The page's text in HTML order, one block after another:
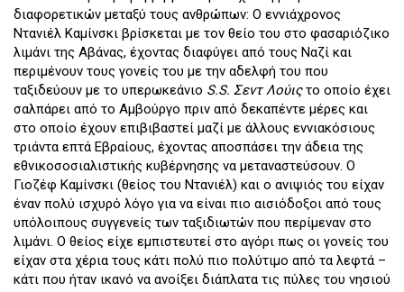
διαφορετικών μεταξύ τους ανθρώπων: Ο εννιάχρονος
Ντανιέλ Καμίνσκι βρίσκεται με τον θείο του στο φασαριόζικο
λιμάνι της Αβάνας, έχοντας διαφύγει από τους Ναζί και
περιμένουν τους γονείς του με την αδελφή του που
ταξιδεύουν με το υπερωκεάνιο S.S. Σεντ Λούιςτο οποίο έχει
σαλπάρει από το Αμβούργο πριν από δεκαπέντε μέρες και
στο οποίο έχουν επιβιβαστεί μαζί με άλλους εννιακόσιους
τριάντα επτά Εβραίους, έχοντας αποσπάσει την άδεια της
εθνικοσοσιαλιστικής κυβέρνησης να μεταναστεύσουν. Ο
Γιοζέφ Καμίνσκι (θείος του Ντανιέλ) και ο ανιψιός του είχαν
έναν πολύ ισχυρό λόγο για να είναι πιο αισιόδοξοι από τους
υπόλοιπους συγγενείς των ταξιδιωτών που περίμεναν στο
λιμάνι. Ο θείος είχε εμπιστευτεί στο αγόρι πως οι γονείς του
είχαν στα χέρια τους κάτι πολύ πιο πολύτιμο από τα λεφτά –
κάτι που ήταν ικανό να ανοίξει διάπλατα τις πύλες του νησιού